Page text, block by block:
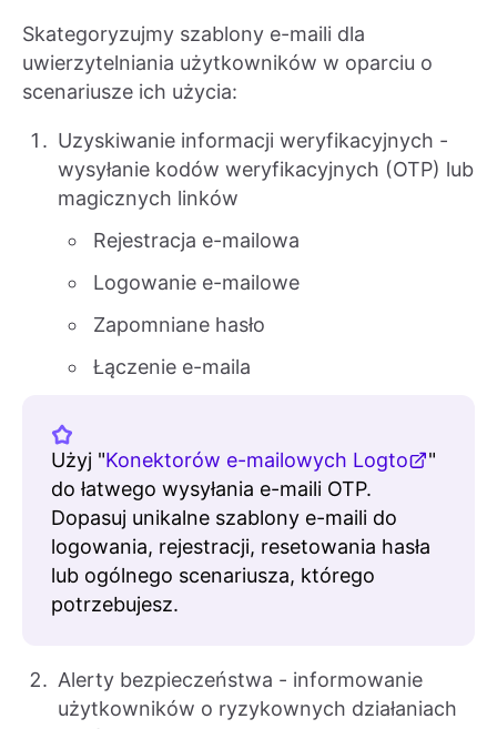
Skategoryzujmy szablony e-maili dla
uwierzytelniania użytkowników w oparciu o
scenariusze ich użycia:
Uzyskiwanie informacji weryfikacyjnych -
wysyłanie kodów weryfikacyjnych (OTP) lub
magicznych linków
Rejestracja e-mailowa
Logowanie e-mailowe
Zapomniane hasło
Łączenie e-maila
Użyj "Konektorów e-mailowych Logto
"
do łatwego wysyłania e-maili OTP.
Dopasuj unikalne szablony e-maili do
logowania, rejestracji, resetowania hasła
lub ogólnego scenariusza, którego
potrzebujesz.
Alerty bezpieczeństwa - informowanie
użytkowników o ryzykownych działaniach